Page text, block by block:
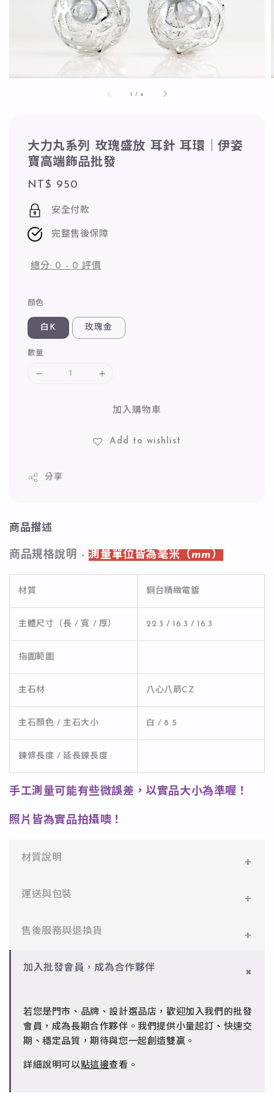
1 /4
大力丸系列 玫瑰盛放 耳針 耳環｜伊姿
寶高端飾品批發
Regular
price
NT$ 950
安全付款
完整售後保障
總分: 0 - 0 評價
顏色
白K 玫瑰金
數量
加入購物車
Add to wishlist
分享
商品描述
商品規格說明 -測量單位皆為毫米（mm）
材質 銅台精緻電鍍
主體尺寸（長 / 寬 / 厚） 22.3 / 16.3 / 16.3
指圍範圍
主石材 八心八箭CZ
主石顏色 / 主石大小 白 / 8.5
鍊條長度 / 延長鍊長度
手工測量可能有些微誤差，以實品大小為準喔！
照片皆為實品拍攝噢！
材質說明
✻ 316L不鏽鋼
✻ 925純銀
設計。
運送與包裝
一般會員：一件即享免運與精美包裝，超商取貨或宅配
批發會員：達門檻享免運優惠，出貨時間約為2個工作
售後服務與退換貨
✻ 一般會員
✻ 批發會員
請聯繫 LINE 客服 @jfq1926j 協助處理。
加入批發會員，成為合作夥伴
若您是門市、品牌、設計選品店，歡迎加入我們的批發
會員，成為長期合作夥伴。我們提供小量起訂、快速交
期、穩定品質，期待與您一起創造雙贏。
詳細說明可以點這邊查看。